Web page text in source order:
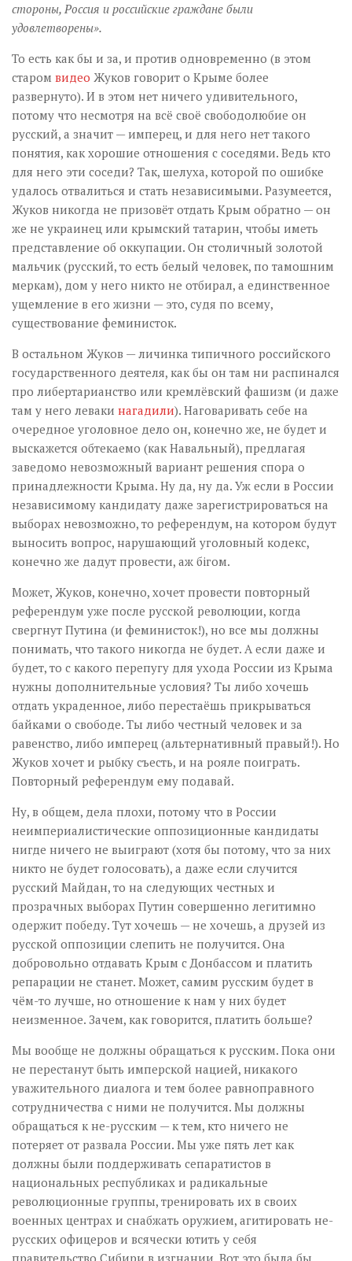
стороны, Россия и российские граждане были
удовлетворены».
То есть как бы и за, и против одновременно (в этом
старом видео Жуков говорит о Крыме более
развернуто). И в этом нет ничего удивительного,
потому что несмотря на всё своё свободолюбие он
русский, а значит — имперец, и для него нет такого
понятия, как хорошие отношения с соседями. Ведь кто
для него эти соседи? Так, шелуха, которой по ошибке
удалось отвалиться и стать независимыми. Разумеется,
Жуков никогда не призовёт отдать Крым обратно — он
же не украинец или крымский татарин, чтобы иметь
представление об оккупации. Он столичный золотой
мальчик (русский, то есть белый человек, по тамошним
меркам), дом у него никто не отбирал, а единственное
ущемление в его жизни — это, судя по всему,
существование феминисток.
В остальном Жуков — личинка типичного российского
государственного деятеля, как бы он там ни распинался
про либертарианство или кремлёвский фашизм (и даже
там у него леваки нагадили). Наговаривать себе на
очередное уголовное дело он, конечно же, не будет и
выскажется обтекаемо (как Навальный), предлагая
заведомо невозможный вариант решения спора о
принадлежности Крыма. Ну да, ну да. Уж если в России
независимому кандидату даже зарегистрироваться на
выборах невозможно, то референдум, на котором будут
выносить вопрос, нарушающий уголовный кодекс,
конечно же дадут провести, аж бігом.
Может, Жуков, конечно, хочет провести повторный
референдум уже после русской революции, когда
свергнут Путина (и феминисток!), но все мы должны
понимать, что такого никогда не будет. А если даже и
будет, то с какого перепугу для ухода России из Крыма
нужны дополнительные условия? Ты либо хочешь
отдать украденное, либо перестаёшь прикрываться
байками о свободе. Ты либо честный человек и за
равенство, либо имперец (альтернативный правый!). Но
Жуков хочет и рыбку съесть, и на рояле поиграть.
Повторный референдум ему подавай.
Ну, в общем, дела плохи, потому что в России
неимпериалистические оппозиционные кандидаты
нигде ничего не выиграют (хотя бы потому, что за них
никто не будет голосовать), а даже если случится
русский Майдан, то на следующих честных и
прозрачных выборах Путин совершенно легитимно
одержит победу. Тут хочешь — не хочешь, а друзей из
русской оппозиции слепить не получится. Она
добровольно отдавать Крым с Донбассом и платить
репарации не станет. Может, самим русским будет в
чём-то лучше, но отношение к нам у них будет
неизменное. Зачем, как говорится, платить больше?
Мы вообще не должны обращаться к русским. Пока они
не перестанут быть имперской нацией, никакого
уважительного диалога и тем более равноправного
сотрудничества с ними не получится. Мы должны
обращаться к не-русским — к тем, кто ничего не
потеряет от развала России. Мы уже пять лет как
должны были поддерживать сепаратистов в
национальных республиках и радикальные
революционные группы, тренировать их в своих
военных центрах и снабжать оружием, агитировать не-
русских офицеров и всячески ютить у себя
правительство Сибири в изгнании. Вот это была бы